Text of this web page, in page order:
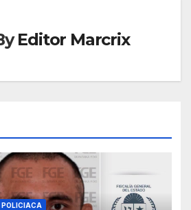
Editor Marcrix
POLICIACA